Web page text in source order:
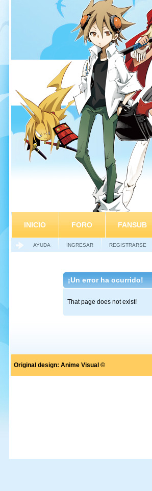
INICIO FORO FANSUB
AYUDA INGRESAR REGISTRARSE
¡Un error ha ocurrido!
That page does not exist!
Original design: Anime Visual ©